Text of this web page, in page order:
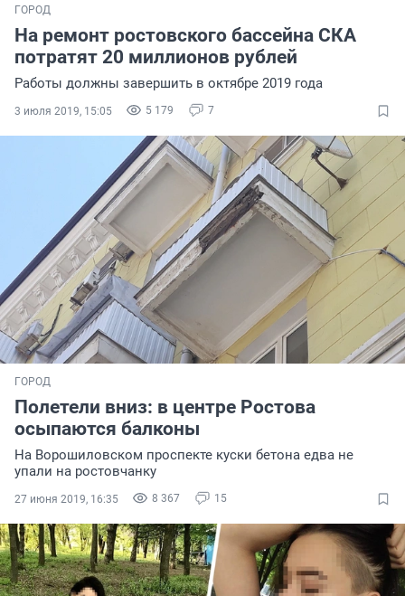
ГОРОД
На ремонт ростовского бассейна СКА
потратят 20 миллионов рублей
Работы должны завершить в октябре 2019 года
5 179 7
3 июля 2019, 15:05
ГОРОД
Полетели вниз: в центре Ростова
осыпаются балконы
На Ворошиловском проспекте куски бетона едва не
упали на ростовчанку
8 367 15
27 июня 2019, 16:35